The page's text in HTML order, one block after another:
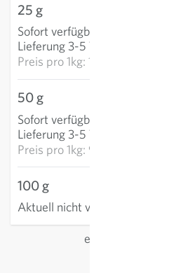
25 g
Sofort verfügbar
Lieferung 3-5 Tage
Preis pro1kg: 1.108,52 €
50 g
Sofort verfügbar
Lieferung 3-5 Tage
Preis pro1kg: 983,33 €
100 g
Aktuell nicht verfügbar
exkl.